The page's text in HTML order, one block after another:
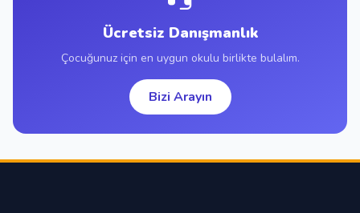
Ücretsiz Danışmanlık
Çocuğunuz için en uygun okulu birlikte bulalım.
Bizi Arayın